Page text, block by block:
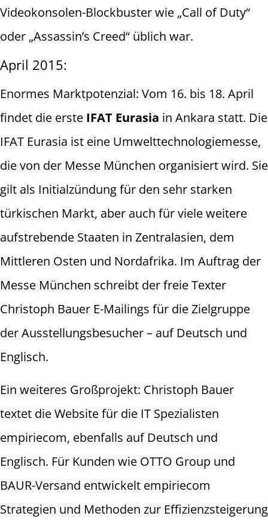
Videokonsolen-Blockbuster wie „Call of Duty“
oder „Assassin’s Creed“ üblich war.
April 2015:
Enormes Marktpotenzial: Vom 16. bis 18. April
findet die erste IFAT Eurasia in Ankara statt. Die
IFAT Eurasia ist eine Umwelttechnologiemesse,
die von der Messe München organisiert wird. Sie
gilt als Initialzündung für den sehr starken
türkischen Markt, aber auch für viele weitere
aufstrebende Staaten in Zentralasien, dem
Mittleren Osten und Nordafrika. Im Auftrag der
Messe München schreibt der freie Texter
Christoph Bauer E-Mailings für die Zielgruppe
der Ausstellungsbesucher – auf Deutsch und
Englisch.
Ein weiteres Großprojekt: Christoph Bauer
textet die Website für die IT Spezialisten
empiriecom, ebenfalls auf Deutsch und
Englisch. Für Kunden wie OTTO Group und
BAUR-Versand entwickelt empiriecom
Strategien und Methoden zur Effizienzsteigerung